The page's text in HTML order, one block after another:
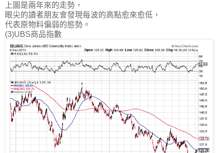
上圖是兩年來的走勢，
眼尖的讀者朋友會發現每波的高點愈來愈低，
代表原物料偏弱的態勢。
(3)UBS商品指數